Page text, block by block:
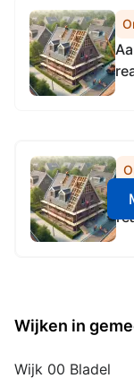
Wijken in
Wijk 00 Bladel